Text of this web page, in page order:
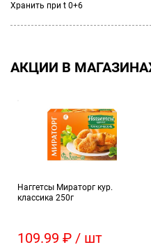
Хранить при t 0+6
АКЦИИ В
Наггетсы Мираторг кур.
классика 250г
109.99 ₽ / шт